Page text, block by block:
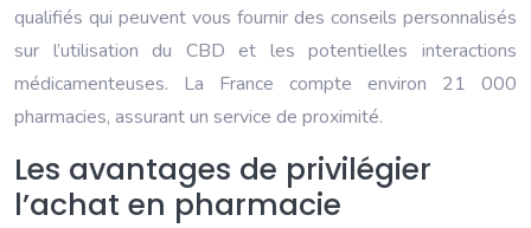
qualifiés qui peuvent vous fournir des conseils personnalisés
sur l’utilisation du CBD et les potentielles interactions
médicamenteuses. La France compte environ 21 000
pharmacies, assurant un service de proximité.
Les avantages de privilégier
l’achat en pharmacie